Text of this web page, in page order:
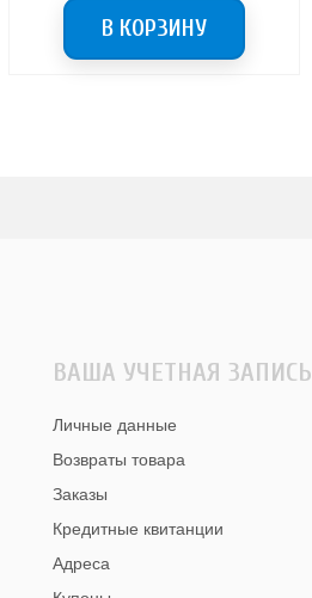
В КОРЗИНУ
ВАША УЧЕТНАЯ ЗАПИСЬ
Личные данные
Возвраты товара
Заказы
Кредитные квитанции
Адреса